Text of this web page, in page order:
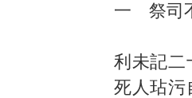
一 祭司
利未記二
死人玷污